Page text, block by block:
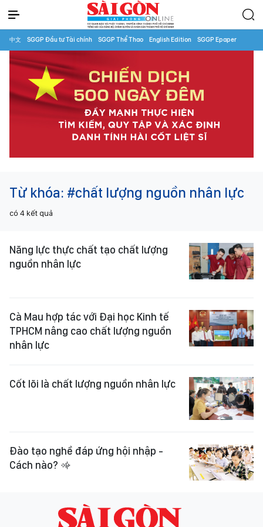
中文 SGGP Đầu tư Tài chính SGGP Thể Thao English Edition SGGP Epaper
Từ khóa: #chất lượng nguồn nhân lực
có 4 kết quả
Năng lực thực chất tạo chất lượng
nguồn nhân lực
Cà Mau hợp tác với Đại học Kinh tế
TPHCM nâng cao chất lượng nguồn
nhân lực
Cốt lõi là chất lượng nguồn nhân lực
Đào tạo nghề đáp ứng hội nhập -
Cách nào?